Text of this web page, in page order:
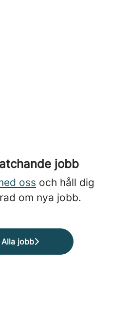
jobb
oss och håll dig
om nya jobb.
Alla jobb